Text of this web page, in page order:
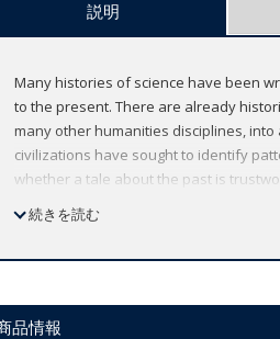
説明
Many histories of science have been
to the present. There are already
many other humanities disciplines,
civilizations have sought to identify
whether a tale about the past is
describe all possible grammatical
contends that the hallowed
続きを読む
品情報